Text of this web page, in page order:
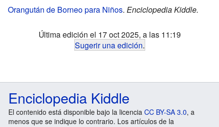
Orangután de Borneo para Niños. Enciclopedia Kiddle.
Última edición el 17 oct 2025, a las 11:19
Sugerir una edición.
Enciclopedia Kiddle
El contenido está disponible bajo la licencia CC BY-SA 3.0, a
menos que se indique lo contrario. Los artículos de la